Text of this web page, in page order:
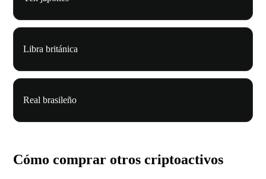
Libra británica
Real brasileño
Cómo comprar otros criptoactivos